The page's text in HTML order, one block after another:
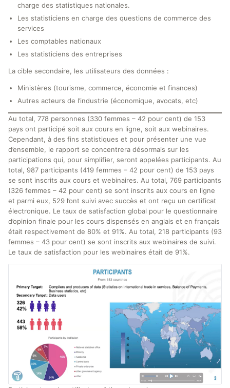
charge des statistiques nationales.
Les statisticiens en charge des questions de commerce des
services
Les comptables nationaux
Les statisticiens des entreprises
La cible secondaire, les utilisateurs des données :
Ministères (tourisme, commerce, économie et finances)
Autres acteurs de l’industrie (économique, avocats, etc)
Au total, 778 personnes (330 femmes – 42 pour cent) de 153
pays ont participé soit aux cours en ligne, soit aux webinaires.
Cependant, à des fins statistiques et pour présenter une vue
d’ensemble, le rapport se concentrera désormais sur les
participations qui, pour simplifier, seront appelées participants. Au
total, 987 participants (419 femmes – 42 pour cent) de 153 pays
se sont inscrits aux cours et webinaires. Au total, 769 participants
(326 femmes – 42 pour cent) se sont inscrits aux cours en ligne
et parmi eux, 529 l’ont suivi avec succès et ont reçu un certificat
électronique. Le taux de satisfaction global pour le questionnaire
d’opinion finale pour les cours dispensés en anglais et en français
était respectivement de 80% et 91%. Au total, 218 participants (93
femmes – 43 pour cent) se sont inscrits aux webinaires de suivi.
Le taux de satisfaction pour les webinaires était de 91%.